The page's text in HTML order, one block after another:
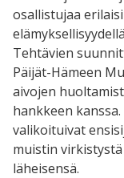
osallistujaa
Tehtävien
Päijät-Hämeen
aivojen
hankkeen
valikoituivat
muistin
läheisensä.